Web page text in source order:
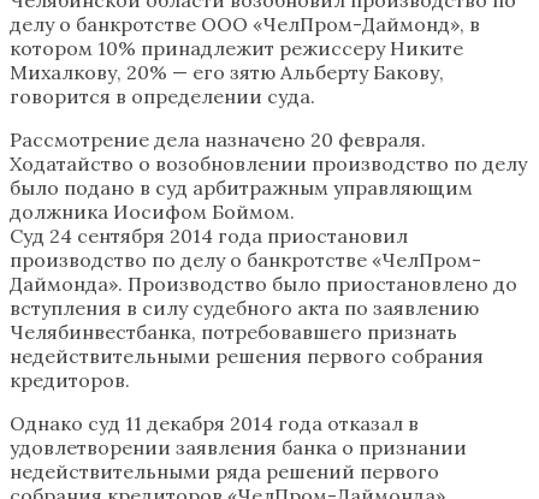
делу о банкротстве ООО «ЧелПром-Даймонд», в
котором 10% принадлежит режиссеру Никите
Михалкову, 20% — его зятю Альберту Бакову,
говорится в определении суда.
Рассмотрение дела назначено 20 февраля.
Ходатайство о возобновлении производство по делу
было подано в суд арбитражным управляющим
должника Иосифом Боймом.
Суд 24 сентября 2014 года приостановил
производство по делу о банкротстве «ЧелПром-
Даймонда». Производство было приостановлено до
вступления в силу судебного акта по заявлению
Челябинвестбанка, потребовавшего признать
недействительными решения первого собрания
кредиторов.
Однако суд 11 декабря 2014 года отказал в
удовлетворении заявления банка о признании
недействительными ряда решений первого